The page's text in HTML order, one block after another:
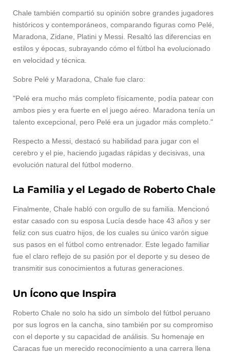
Chale también compartió su opinión sobre grandes jugadores
históricos y contemporáneos, comparando figuras como Pelé,
Maradona, Zidane, Platini y Messi. Resaltó las diferencias en
estilos y épocas, subrayando cómo el fútbol ha evolucionado
en velocidad y técnica.
Sobre Pelé y Maradona, Chale fue claro:
"Pelé era mucho más completo físicamente, podía patear con
ambos pies y era fuerte en el juego aéreo. Maradona tenía un
talento excepcional, pero Pelé era un jugador más completo."
Respecto a Messi, destacó su habilidad para jugar con el
cerebro y el pie, haciendo jugadas rápidas y decisivas, una
evolución natural del fútbol moderno.
La Familia y el Legado de Roberto Chale
Finalmente, Chale habló con orgullo de su familia. Mencionó
estar casado con su esposa Lucía desde hace 43 años y ser
feliz con sus cuatro hijos, de los cuales su único varón sigue
sus pasos en el fútbol como entrenador. Este legado familiar
fue el claro reflejo de su pasión por el deporte y su deseo de
transmitir sus conocimientos a futuras generaciones.
Un Ícono que Inspira
Roberto Chale no solo ha sido un símbolo del fútbol peruano
por sus logros en la cancha, sino también por su compromiso
con el deporte y su capacidad de análisis. Su homenaje en
Caracas fue un merecido reconocimiento a una carrera llena